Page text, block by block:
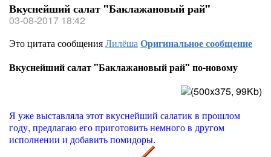
Вкуснейший салат "Баклажановый рай"
03-08-2017 18:42
Это цитата сообщенияЛилёшаОригинальное сообщение
Вкуснейший салат "Баклажановый рай" по-новому
Я уже выставляла этот вкуснейший салатик в прошлом
году, предлагаю его приготовить немного в другом
исполнении и добавить помидоры.